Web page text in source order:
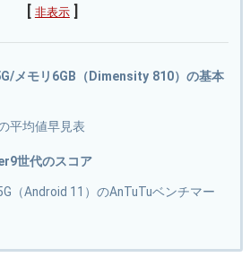
非表示
メモリ6GB（Dimensity 810）の基本
平均値早見表
世代のスコア
（Android 11）のAnTuTuベンチマー